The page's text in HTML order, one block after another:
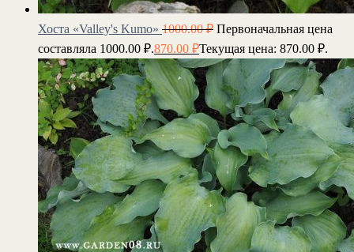
Хоста «Valley's Kumo» 1000.00₽ Первоначальная цена
составляла 1000.00 ₽.870.00 ₽Текущая цена: 870.00 ₽.